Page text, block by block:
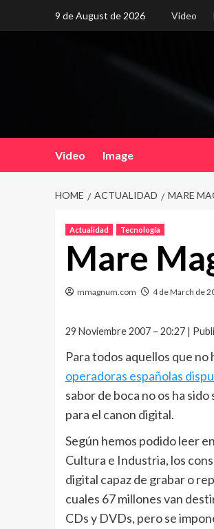
9 de August de 2026 Video
Video Image
HOME ACTUALIDAD MARE
Actualidad Tecnología
Mare
mmagnum.com 4 de March de
29 Noviembre 2007 – 20:27 |
Para todos aquellos que
operadoras españolas
sabor de boca no os ha
para el canon digital.
Según hemos podido leer en
Cultura e Industria, los
digital capaz de grabar o
cuales 67 millones van
CDs y DVDs, pero se